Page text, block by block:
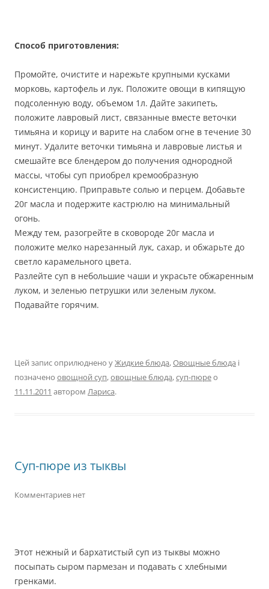
Способ приготовления:
Промойте, очистите и нарежьте крупными кусками
морковь, картофель и лук. Положите овощи в кипящую
подсоленную воду, объемом 1л. Дайте закипеть,
положите лавровый лист, связанные вместе веточки
тимьяна и корицу и варите на слабом огне в течение 30
минут. Удалите веточки тимьяна и лавровые листья и
смешайте все блендером до получения однородной
массы, чтобы суп приобрел кремообразную
консистенцию. Приправьте солью и перцем. Добавьте
20г масла и подержите кастрюлю на минимальный
огонь.
Между тем, разогрейте в сковороде 20г масла и
положите мелко нарезанный лук, сахар, и обжарьте до
светло карамельного цвета.
Разлейте суп в небольшие чаши и украсьте обжаренным
луком, и зеленью петрушки или зеленым луком.
Подавайте горячим.
Цей запис оприлюднено уЖидкие блюда,Овощные блюда і
позначено овощной суп,овощные блюда,суп-пюрео
11.11.2011 автором Лариса.
Суп-пюре из тыквы
Комментариев нет
Этот нежный и бархатистый суп из тыквы можно
посыпать сыром пармезан и подавать с хлебными
гренками.